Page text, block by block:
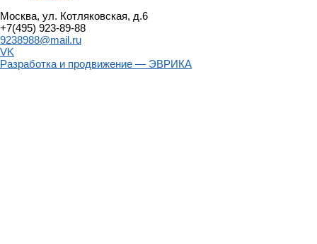
Москва, ул. Котляковская, д.6
+7(495) 923-89-88
9238988@mail.ru
VK
Разработка и продвижение — ЭВРИКА